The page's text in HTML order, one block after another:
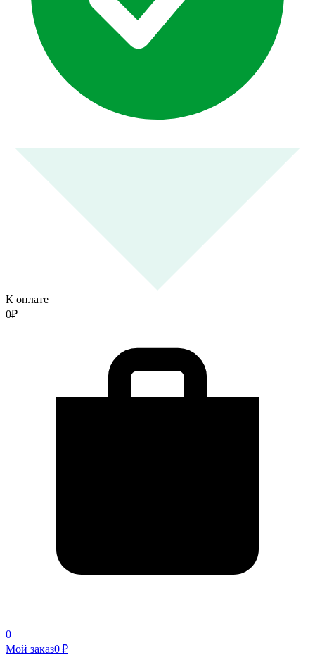
К оплате
0₽
0
Мой заказ0 ₽